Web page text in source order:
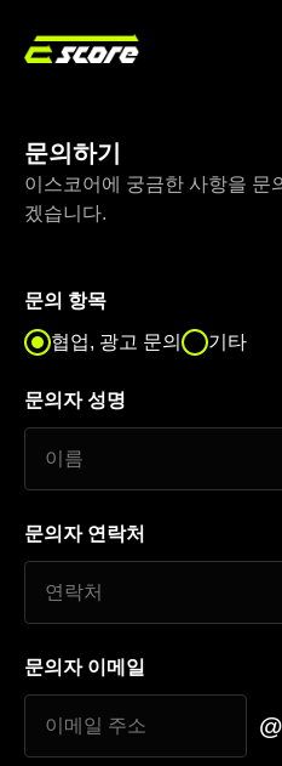
문의하기
이스코어에 궁금한 사항을 문
겠습니다.
문의 항목
협업, 광고 문의
기타
문의자 성명
문의자 연락처
문의자 이메일
@